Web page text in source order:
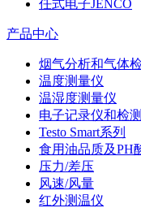
任式电子JENCO
产品中心
烟气分析和气体
温度测量仪
温湿度测量仪
电子记录仪和检
Testo Smart系列
食用油品质及PH
压力/差压
风速/风量
红外测温仪